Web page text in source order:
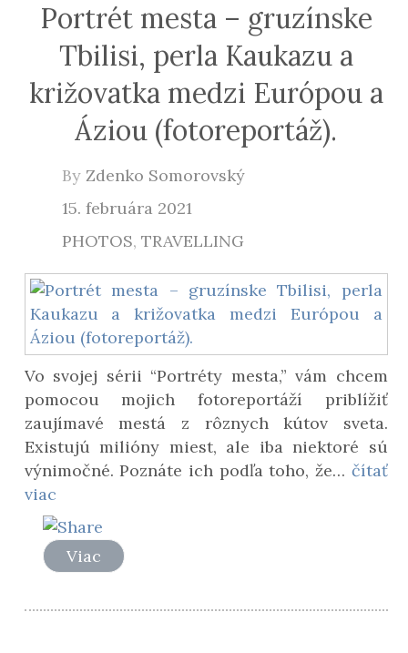
Portrét mesta – gruzínske
Tbilisi, perla Kaukazu a
križovatka medzi Európou a
Áziou (fotoreportáž).
By Zdenko Somorovský
15. februára 2021
PHOTOS, TRAVELLING
Vo svojej sérii “Portréty mesta,” vám chcem
pomocou mojich fotoreportáží priblížiť
zaujímavé mestá z rôznych kútov sveta.
Existujú milióny miest, ale iba niektoré sú
výnimočné. Poznáte ich podľa toho, že… čítať
viac
Viac